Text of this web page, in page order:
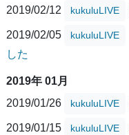
2019/02/12 kukuluLIVE
2019/02/05 kukuluLIVE
した
2019年 01月
2019/01/26
kukuluLIVE
2019/01/15 kukuluLIVE